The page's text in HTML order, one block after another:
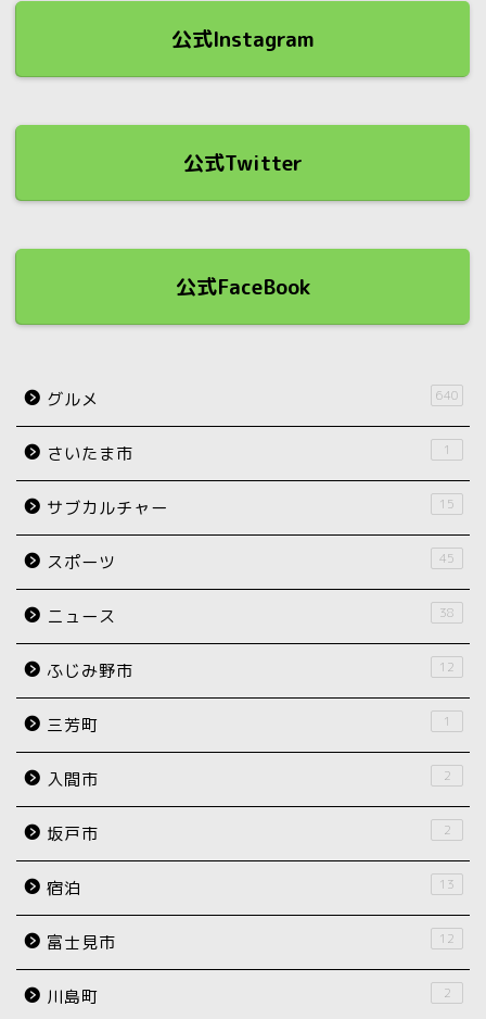
公式Instagram
公式Twitter
公式FaceBook
グルメ 640
さいたま市 1
サブカルチャー 15
スポーツ 45
ニュース 38
ふじみ野市 12
三芳町 1
入間市 2
坂戸市 2
宿泊 13
富士見市 12
川島町 2